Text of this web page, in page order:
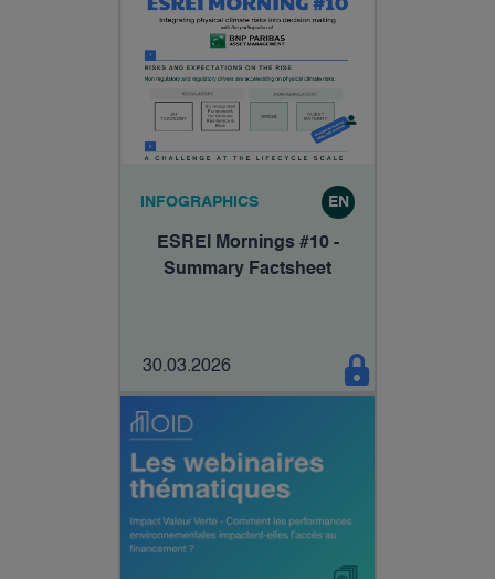
INFOGRAPHICS EN
ESREI Mornings #10 -
Summary Factsheet
30.03.2026